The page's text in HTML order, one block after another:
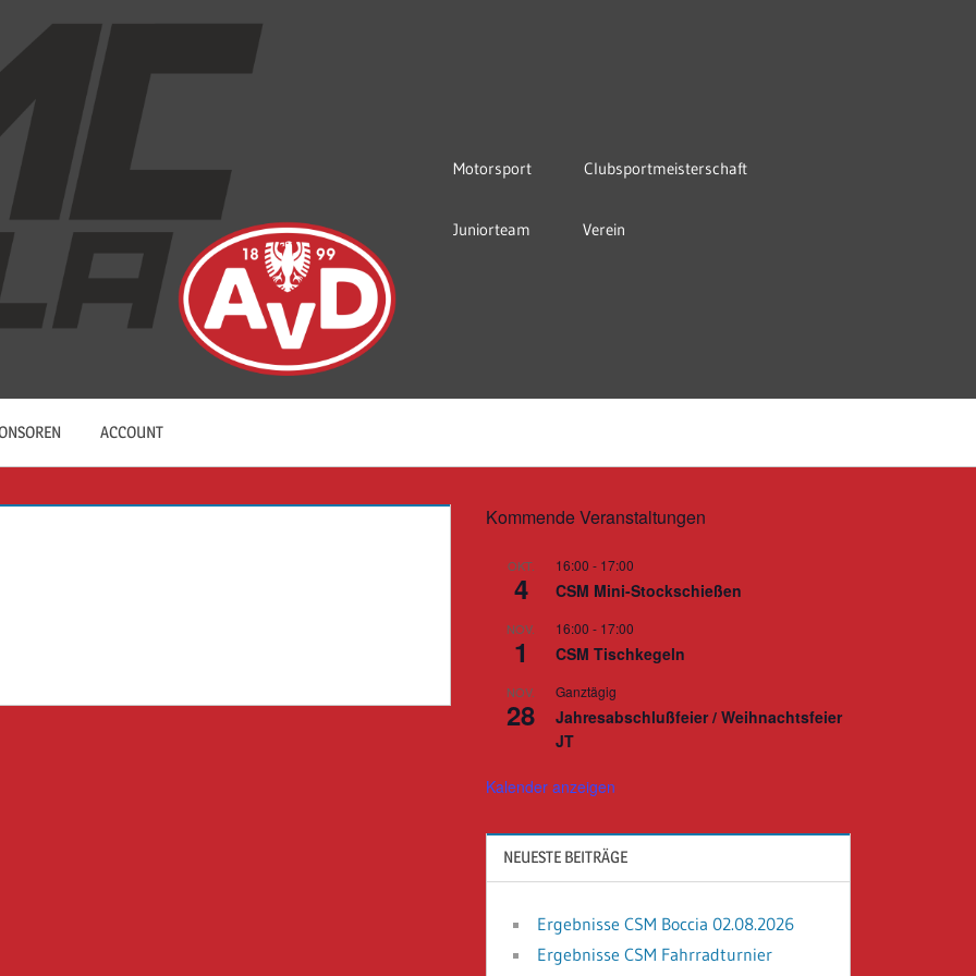
Motorsport Clubsportmeisterschaft
Juniorteam Verein
ACCOUNT
Kommende Veranstaltungen
OKT.
4
16:00 - 17:00
CSM Mini-Stockschießen
NOV.
1
16:00 - 17:00
CSM Tischkegeln
NOV.
28
Ganztägig
Jahresabschlußfeier / Weihnachtsfeier
JT
Kalender anzeigen
NEUESTE BEITRÄGE
Ergebnisse CSM Boccia 02.08.2026
Ergebnisse CSM Fahrradturnier